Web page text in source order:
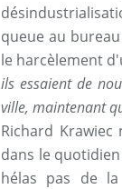
queue au
le harcèlement
ils essaient de
ville, maintenant
Richard
dans le
hélas pas de